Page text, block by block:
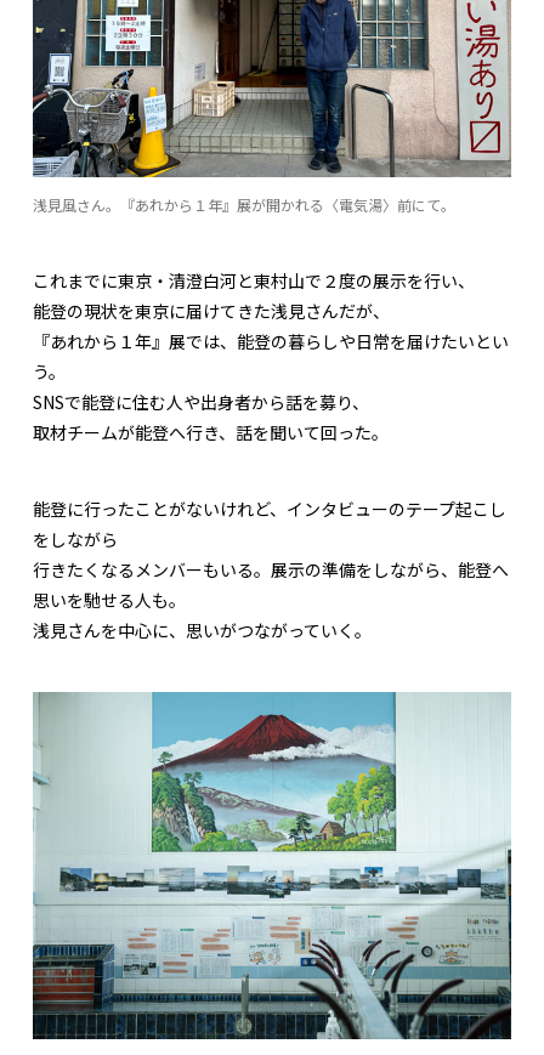
浅見風さん。『あれから１年』展が開かれる〈電気湯〉前にて。
これまでに東京・清澄白河と東村山で２度の展示を行い、
能登の現状を東京に届けてきた浅見さんだが、
『あれから１年』展では、能登の暮らしや日常を届けたいとい
う。
SNSで能登に住む人や出身者から話を募り、
取材チームが能登へ行き、話を聞いて回った。
能登に行ったことがないけれど、インタビューのテープ起こし
をしながら
行きたくなるメンバーもいる。展示の準備をしながら、能登へ
思いを馳せる人も。
浅見さんを中心に、思いがつながっていく。